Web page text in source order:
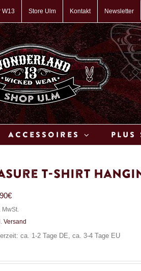
W13 Store Ulm Kontakt Newsletter
Accessoires Plus
T-Shirt
€
MwSt.
Versand
ca. 1-2 Tage DE, ca. 3-4 Tage EU